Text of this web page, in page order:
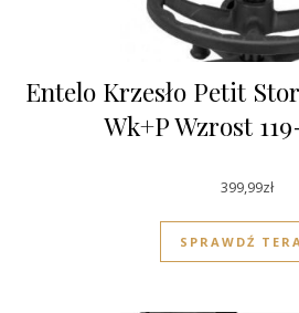
Entelo Krzesło Petit
Wk+P Wzrost
399,99zł
SPRAWDŹ